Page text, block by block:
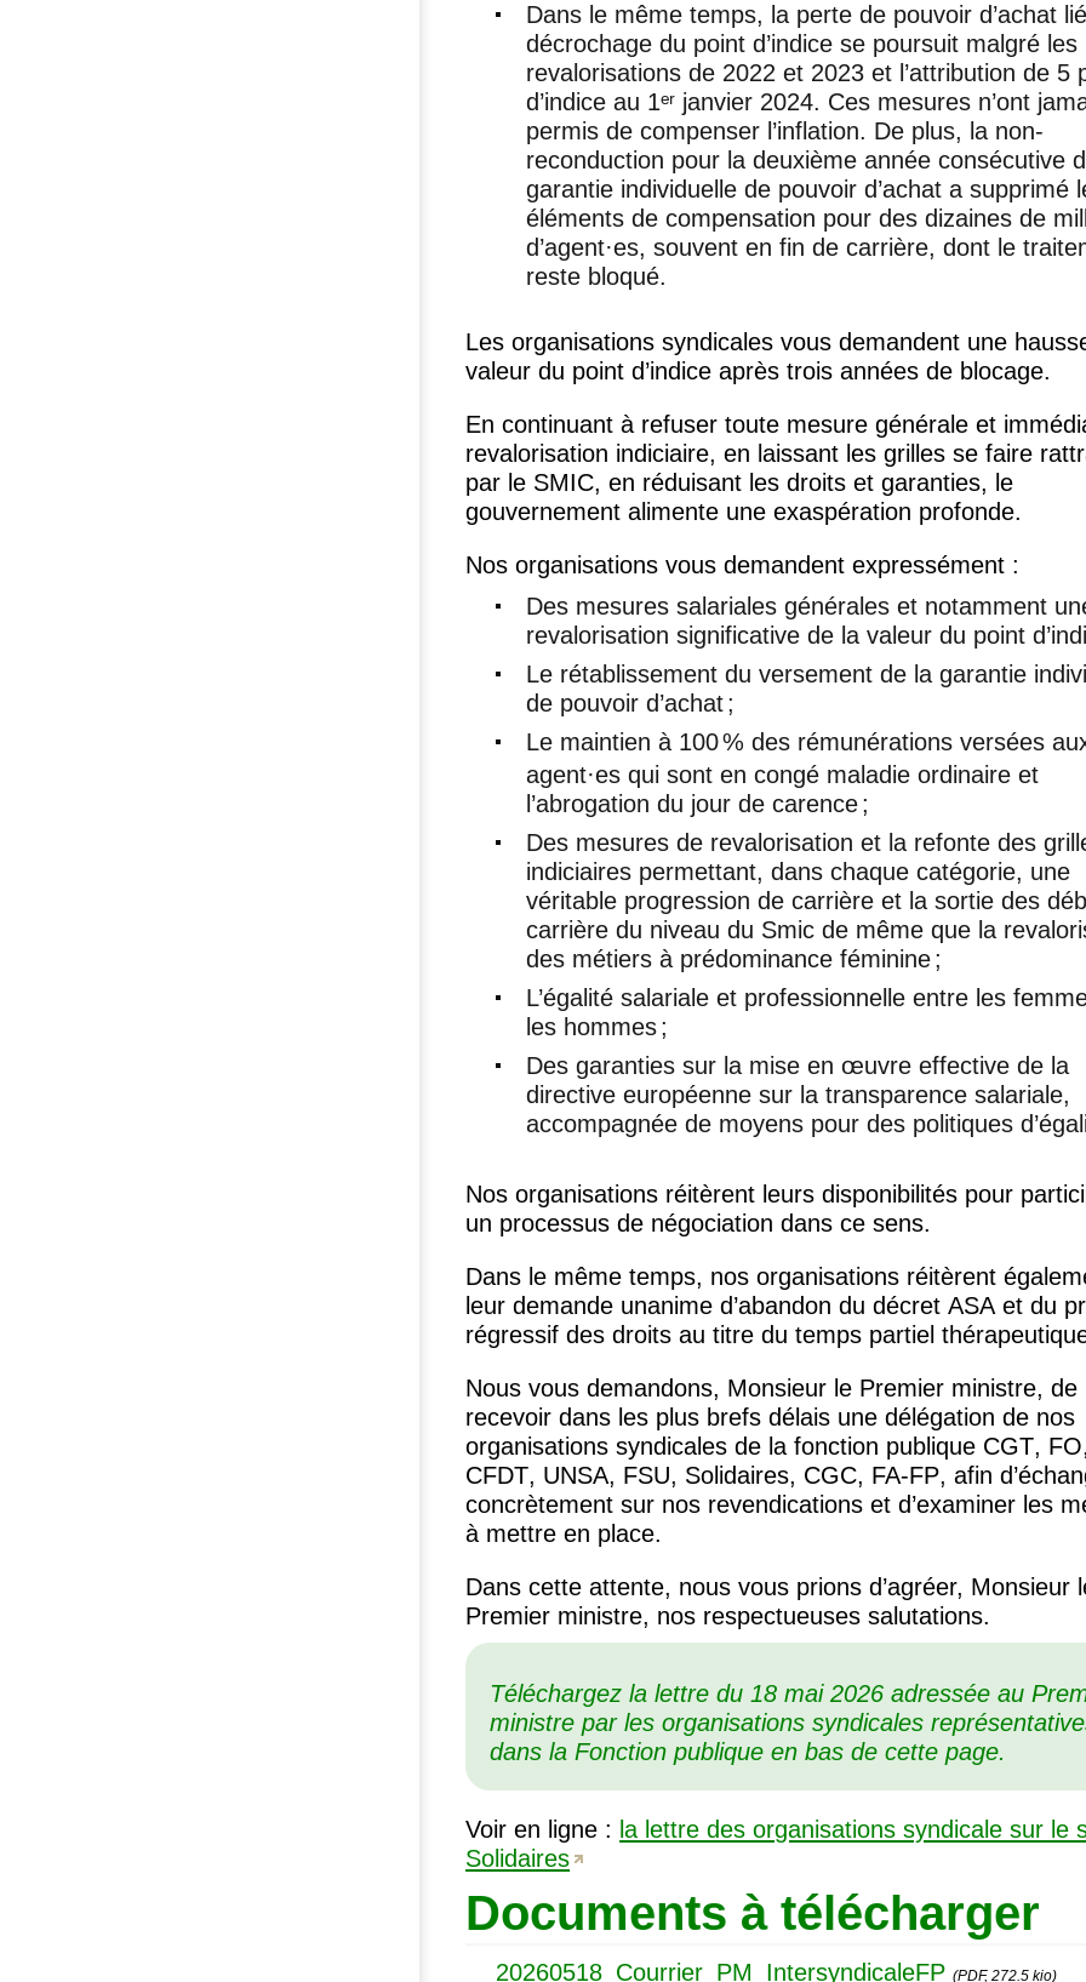
Dans le même temps, la perte de pouvoir d’achat
décrochage du point d’indice se poursuit malgré les
revalorisations de 2022 et 2023 et l’attribution de 5
d’indice au 1ᵉʳ janvier 2024. Ces mesures n’ont
permis de compenser l’inflation. De plus, la non-
reconduction pour la deuxième année consécutive
garantie individuelle de pouvoir d’achat a supprimé
éléments de compensation pour des dizaines de
d’agent·es, souvent en fin de carrière, dont le
reste bloqué.
Les organisations syndicales vous demandent une
valeur du point d’indice après trois années de blocage.
En continuant à refuser toute mesure générale et
revalorisation indiciaire, en laissant les grilles se faire
par le SMIC, en réduisant les droits et garanties, le
gouvernement alimente une exaspération profonde.
Nos organisations vous demandent expressément :
Des mesures salariales générales et notamment
revalorisation significative de la valeur du point
Le rétablissement du versement de la garantie
de pouvoir d’achat;
Le maintien à 100% des rémunérations versées
agent·es qui sont en congé maladie ordinaire et
l’abrogation du jour de carence;
Des mesures de revalorisation et la refonte des
indiciaires permettant, dans chaque catégorie, une
véritable progression de carrière et la sortie des
carrière du niveau du Smic de même que la
des métiers à prédominance féminine;
L’égalité salariale et professionnelle entre les
les hommes;
Des garanties sur la mise en œuvre effective de la
directive européenne sur la transparence salariale,
accompagnée de moyens pour des politiques
Nos organisations réitèrent leurs disponibilités pour
un processus de négociation dans ce sens.
Dans le même temps, nos organisations réitèrent
leur demande unanime d’abandon du décretASA et du
régressif des droits au titre du temps partiel
Nous vous demandons, Monsieur le Premier ministre, de
recevoir dans les plus brefs délais une délégation de nos
organisations syndicales de la fonction publique CGT, FO,
CFDT, UNSA, FSU, Solidaires, CGC, FA-FP, afin
concrètement sur nos revendications et d’examiner les
à mettre en place.
Dans cette attente, nous vous prions d’agréer, Monsieur
Premier ministre, nos respectueuses salutations.
Téléchargez la lettre du 18 mai 2026 adressée au
ministre par les organisations syndicales
dans la Fonction publique en bas de cette page.
Voir en ligne : la lettre des organisations syndicale sur le
Solidaires
Documents à télécharger
20260518_Courrier_PM_IntersyndicaleFP (PDF, 272.5 kio)